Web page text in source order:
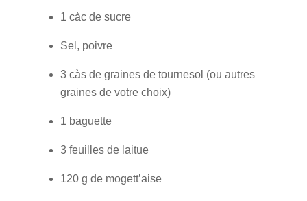
1 càc de sucre
Sel, poivre
3 càs de graines de tournesol (ou autres
graines de votre choix)
1 baguette
3 feuilles de laitue
120 g de mogett’aise